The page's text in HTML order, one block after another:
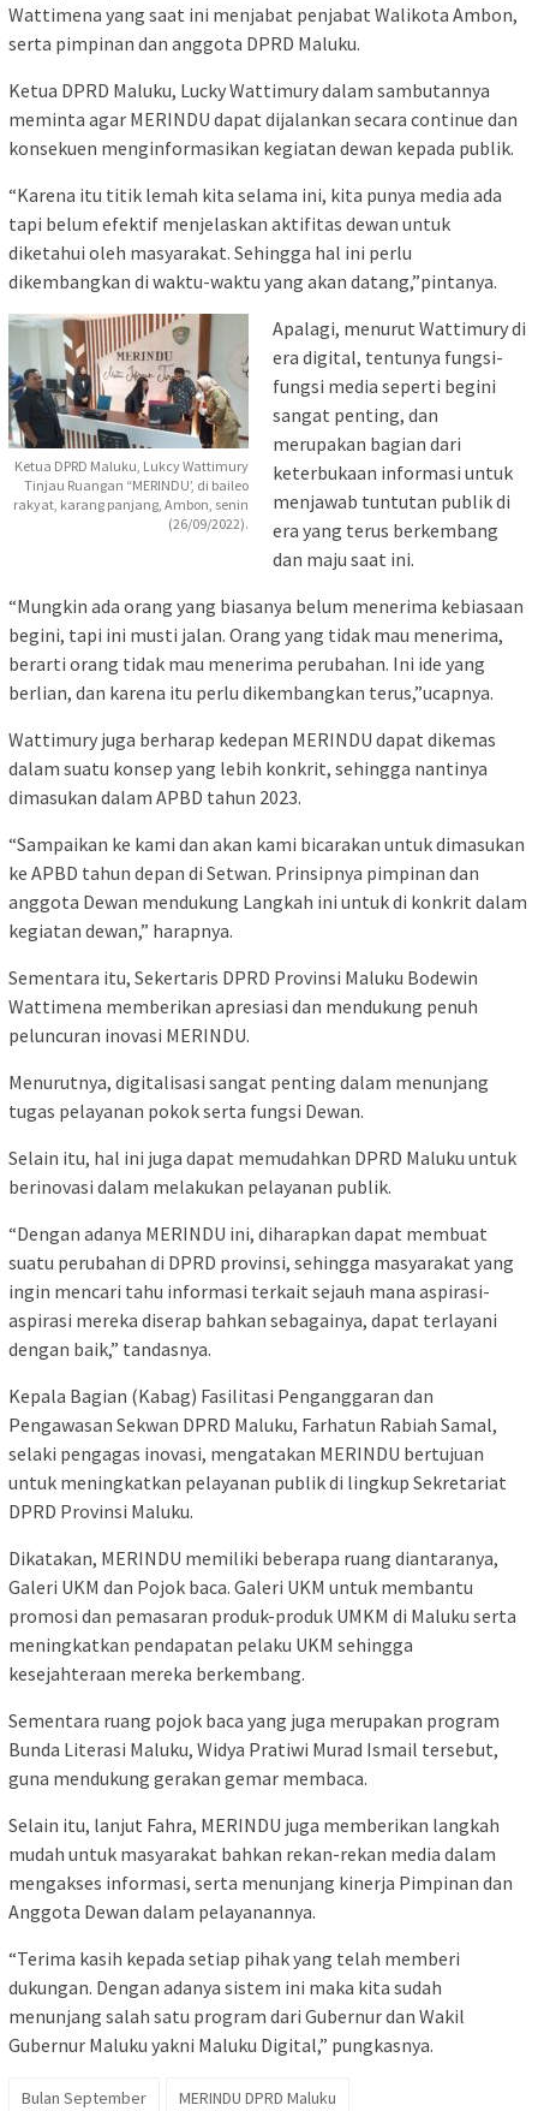
Wattimena yang saat ini menjabat penjabat Walikota Ambon,
serta pimpinan dan anggota DPRD Maluku.
Ketua DPRD Maluku, Lucky Wattimury dalam sambutannya
meminta agar MERINDU dapat dijalankan secara continue dan
konsekuen menginformasikan kegiatan dewan kepada publik.
“Karena itu titik lemah kita selama ini, kita punya media ada
tapi belum efektif menjelaskan aktifitas dewan untuk
diketahui oleh masyarakat. Sehingga hal ini perlu
dikembangkan di waktu-waktu yang akan datang,”pintanya.
Ketua DPRD Maluku, Lukcy Wattimury
Tinjau Ruangan “MERINDU’, di baileo
rakyat, karang panjang, Ambon, senin
(26/09/2022).
Apalagi, menurut Wattimury di
era digital, tentunya fungsi-
fungsi media seperti begini
sangat penting, dan
merupakan bagian dari
keterbukaan informasi untuk
menjawab tuntutan publik di
era yang terus berkembang
dan maju saat ini.
“Mungkin ada orang yang biasanya belum menerima kebiasaan
begini, tapi ini musti jalan. Orang yang tidak mau menerima,
berarti orang tidak mau menerima perubahan. Ini ide yang
berlian, dan karena itu perlu dikembangkan terus,”ucapnya.
Wattimury juga berharap kedepan MERINDU dapat dikemas
dalam suatu konsep yang lebih konkrit, sehingga nantinya
dimasukan dalam APBD tahun 2023.
“Sampaikan ke kami dan akan kami bicarakan untuk dimasukan
ke APBD tahun depan di Setwan. Prinsipnya pimpinan dan
anggota Dewan mendukung Langkah ini untuk di konkrit dalam
kegiatan dewan,” harapnya.
Sementara itu, Sekertaris DPRD Provinsi Maluku Bodewin
Wattimena memberikan apresiasi dan mendukung penuh
peluncuran inovasi MERINDU.
Menurutnya, digitalisasi sangat penting dalam menunjang
tugas pelayanan pokok serta fungsi Dewan.
Selain itu, hal ini juga dapat memudahkan DPRD Maluku untuk
berinovasi dalam melakukan pelayanan publik.
“Dengan adanya MERINDU ini, diharapkan dapat membuat
suatu perubahan di DPRD provinsi, sehingga masyarakat yang
ingin mencari tahu informasi terkait sejauh mana aspirasi-
aspirasi mereka diserap bahkan sebagainya, dapat terlayani
dengan baik,” tandasnya.
Kepala Bagian (Kabag) Fasilitasi Penganggaran dan
Pengawasan Sekwan DPRD Maluku, Farhatun Rabiah Samal,
selaki pengagas inovasi, mengatakan MERINDU bertujuan
untuk meningkatkan pelayanan publik di lingkup Sekretariat
DPRD Provinsi Maluku.
Dikatakan, MERINDU memiliki beberapa ruang diantaranya,
Galeri UKM dan Pojok baca. Galeri UKM untuk membantu
promosi dan pemasaran produk-produk UMKM di Maluku serta
meningkatkan pendapatan pelaku UKM sehingga
kesejahteraan mereka berkembang.
Sementara ruang pojok baca yang juga merupakan program
Bunda Literasi Maluku, Widya Pratiwi Murad Ismail tersebut,
guna mendukung gerakan gemar membaca.
Selain itu, lanjut Fahra, MERINDU juga memberikan langkah
mudah untuk masyarakat bahkan rekan-rekan media dalam
mengakses informasi, serta menunjang kinerja Pimpinan dan
Anggota Dewan dalam pelayanannya.
“Terima kasih kepada setiap pihak yang telah memberi
dukungan. Dengan adanya sistem ini maka kita sudah
menunjang salah satu program dari Gubernur dan Wakil
Gubernur Maluku yakni Maluku Digital,” pungkasnya.
Bulan September MERINDU DPRD Maluku